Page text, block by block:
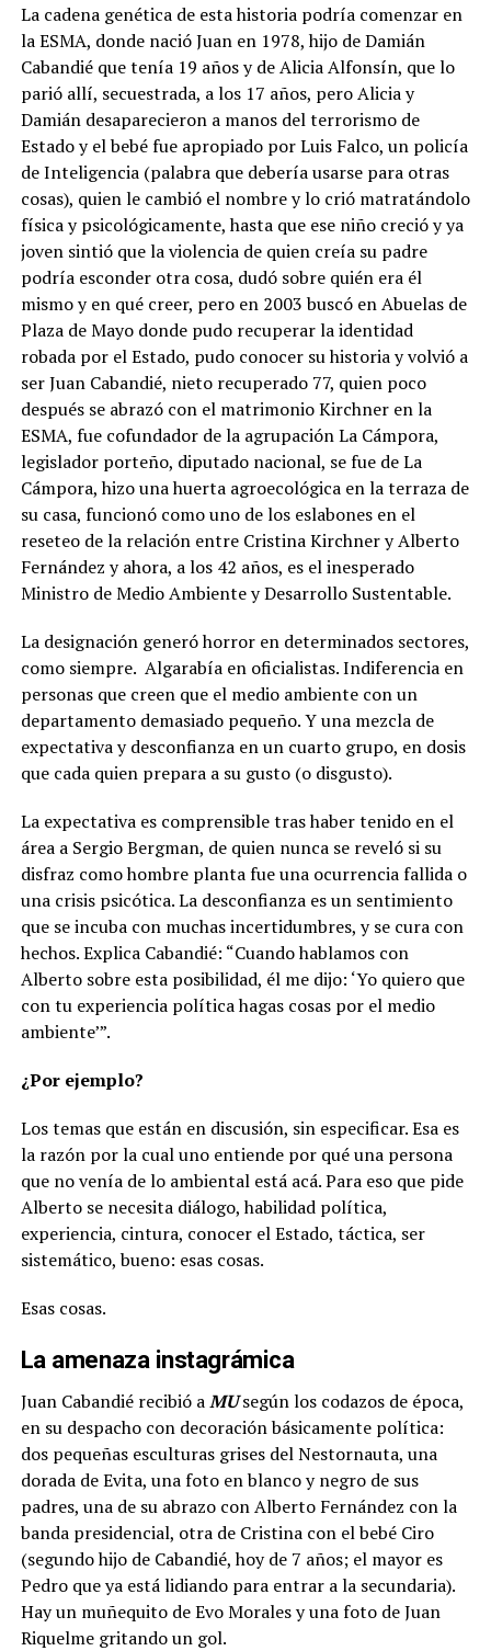
La cadena genética de esta historia podría comenzar en
la ESMA, donde nació Juan en 1978, hijo de Damián
Cabandié que tenía 19 años y de Alicia Alfonsín, que lo
parió allí, secuestrada, a los 17 años, pero Alicia y
Damián desaparecieron a manos del terrorismo de
Estado y el bebé fue apropiado por Luis Falco, un policía
de Inteligencia (palabra que debería usarse para otras
cosas), quien le cambió el nombre y lo crió matratándolo
física y psicológicamente, hasta que ese niño creció y ya
joven sintió que la violencia de quien creía su padre
podría esconder otra cosa, dudó sobre quién era él
mismo y en qué creer, pero en 2003 buscó en Abuelas de
Plaza de Mayo donde pudo recuperar la identidad
robada por el Estado, pudo conocer su historia y volvió a
ser Juan Cabandié, nieto recuperado 77, quien poco
después se abrazó con el matrimonio Kirchner en la
ESMA, fue cofundador de la agrupación La Cámpora,
legislador porteño, diputado nacional, se fue de La
Cámpora, hizo una huerta agroecológica en la terraza de
su casa, funcionó como uno de los eslabones en el
reseteo de la relación entre Cristina Kirchner y Alberto
Fernández y ahora, a los 42 años, es el inesperado
Ministro de Medio Ambiente y Desarrollo Sustentable.
La designación generó horror en determinados sectores,
como siempre. Algarabía en oficialistas. Indiferencia en
personas que creen que el medio ambiente con un
departamento demasiado pequeño. Y una mezcla de
expectativa y desconfianza en un cuarto grupo, en dosis
que cada quien prepara a su gusto (o disgusto).
La expectativa es comprensible tras haber tenido en el
área a Sergio Bergman, de quien nunca se reveló si su
disfraz como hombre planta fue una ocurrencia fallida o
una crisis psicótica. La desconfianza es un sentimiento
que se incuba con muchas incertidumbres, y se cura con
hechos. Explica Cabandié: “Cuando hablamos con
Alberto sobre esta posibilidad, él me dijo: ‘Yo quiero que
con tu experiencia política hagas cosas por el medio
ambiente’”.
¿Por ejemplo?
Los temas que están en discusión, sin especificar. Esa es
la razón por la cual uno entiende por qué una persona
que no venía de lo ambiental está acá. Para eso que pide
Alberto se necesita diálogo, habilidad política,
experiencia, cintura, conocer el Estado, táctica, ser
sistemático, bueno: esas cosas.
Esas cosas.
La amenaza instagrámica
Juan Cabandié recibió aMUsegún los codazos de época,
en su despacho con decoración básicamente política:
dos pequeñas esculturas grises del Nestornauta, una
dorada de Evita, una foto en blanco y negro de sus
padres, una de su abrazo con Alberto Fernández con la
banda presidencial, otra de Cristina con el bebé Ciro
(segundo hijo de Cabandié, hoy de 7 años; el mayor es
Pedro que ya está lidiando para entrar a la secundaria).
Hay un muñequito de Evo Morales y una foto de Juan
Riquelme gritando un gol.